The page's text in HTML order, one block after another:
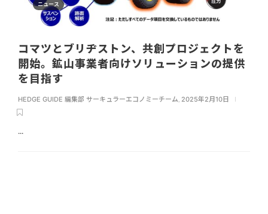
ニュース
コマツとブリヂストン、共創プロジェクトを
開始。鉱山事業者向けソリューションの提供
を目指す
HEDGE GUIDE 編集部 サーキュラーエコノミーチーム 2025年2月10日
...